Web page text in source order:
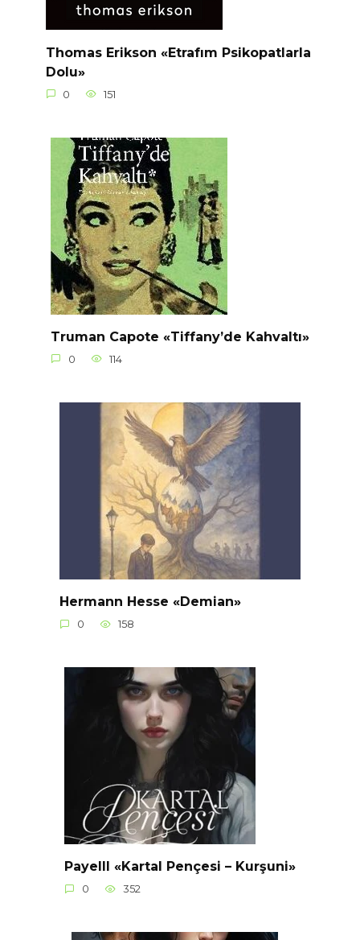
Thomas Erikson «Etrafım Psikopatlarla
Dolu»
0 151
Truman Capote «Tiffany’de Kahvaltı»
0 114
Hermann Hesse «Demian»
0 158
Payelll «Kartal Pençesi – Kurşuni»
0 352